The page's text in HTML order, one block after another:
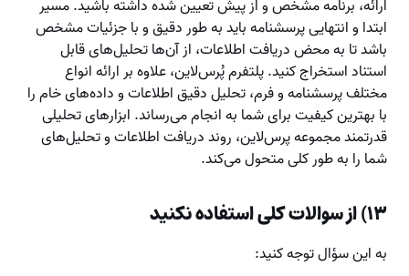
ارائه، برنامه مشخص و از پیش تعیین شده داشته باشید. مسیر
ابتدا و انتهایی پرسشنامه باید به طور دقیق و با جزئیات مشخص
باشد تا به محض دریافت اطلاعات، از آن‌ها تحلیل‌های قابل
استناد استخراج کنید. پلتفرم پُرس‌لاین، علاوه بر ارائه انواع
مختلف پرسشنامه و فرم، تحلیل دقیق اطلاعات و داده‌های خام را
با بهترین کیفیت برای شما به انجام می‌رساند. ابزارهای تحلیلی
قدرتمند مجموعه پرس‌لاین، روند دریافت اطلاعات و تحلیل‌های
شما را به طور کلی متحول می‌کند.
۱۳) از سوالات کلی استفاده نکنید
به این سؤال توجه کنید: